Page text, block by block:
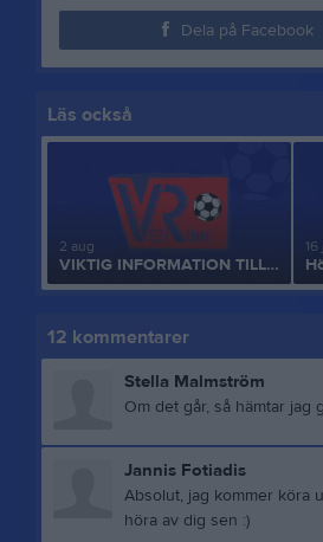
Dela på Facebook
Läs också
2 aug
VIKTIG INFORMATION TILL FÖRÄLDRAR
12 kommentarer
Stella Malmström
Om det går, så hämtar jag
Jannis Fotiadis
Absolut, jag kommer köra
höra av dig sen :)